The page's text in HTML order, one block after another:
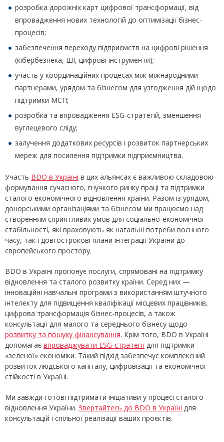
розробка дорожніх карт цифрової трансформації, від
впровадження нових технологій до оптимізації бізнес-
процесів;
забезпечення переходу підприємств на цифрові рішення
(кібербезпека, ШІ, цифрові інструменти);
участь у координаційних процесах між міжнародними
партнерами, урядом та бізнесом для узгодження дій щодо
підтримки МСП;
розробка та впровадження ESG-стратегій, зменшення
вуглецевого сліду;
залучення додаткових ресурсів і розвиток партнерських
мереж для посилення підтримки підприємництва.
Участь BDO в Україні в цих альянсах є важливою складовою
формування сучасного, гнучкого ринку праці та підтримки
сталого економічного відновлення країни. Разом із урядом,
донорськими організаціями та бізнесом ми працюємо над
створенням сприятливих умов для соціально-економічної
стабільності, які враховують як нагальні потреби воєнного
часу, так і довгострокові плани інтеграції України до
європейського простору.
BDO в Україні пропонує послуги, спрямовані на підтримку
відновлення та сталого розвитку країни. Серед них —
інноваційні навчальні програми з використанням штучного
інтелекту для підвищення кваліфікації місцевих працівників,
цифрова трансформація бізнес-процесів, а також
консультації для малого та середнього бізнесу щодо
розвитку та пошуку фінансування. Крім того, BDO в Україні
допомагає впроваджувати ESG-стратегії для підтримки
«зеленої» економіки. Такий підхід забезпечує комплексний
розвиток людського капіталу, цифровізації та економічної
стійкості в Україні.
Ми завжди готові підтримати ініціативи у процесі сталого
відновлення України. Звертайтесь до BDO в Україні для
консультацій і спільної реалізації ваших проєктів.